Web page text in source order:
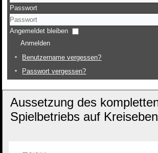
Passwort
Angemeldet bleiben
Anmelden
Benutzername vergessen?
Passwort vergessen?
Aussetzung des
Spielbetriebs auf